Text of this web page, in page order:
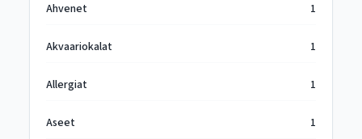
Ahvenet 1
Akvaariokalat 1
Allergiat 1
Aseet 1